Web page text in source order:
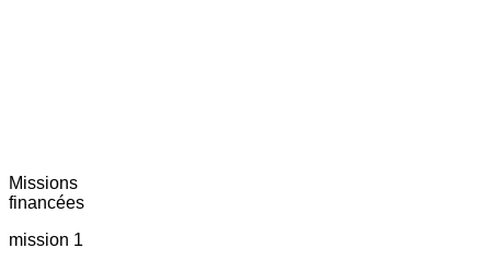
Missions
financées
mission 1